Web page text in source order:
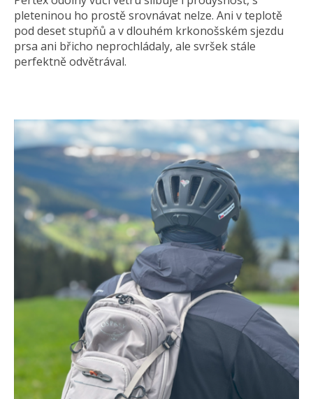
pleteninou ho prostě srovnávat nelze. Ani v teplotě
pod deset stupňů a v dlouhém krkonošském sjezdu
prsa ani břicho neprochládaly, ale svršek stále
perfektně odvětrával.